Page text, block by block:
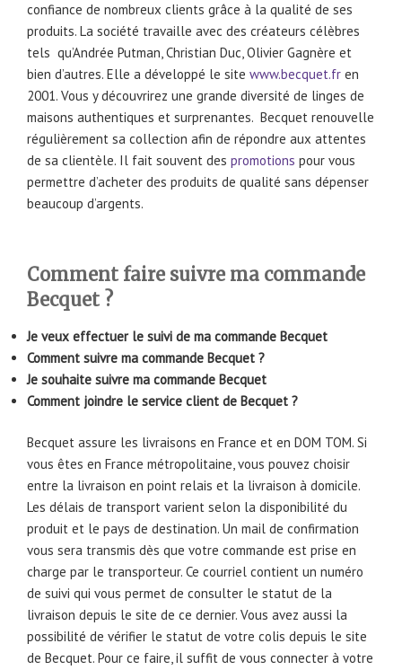
confiance de nombreux clients grâce à la qualité de ses
produits. La société travaille avec des créateurs célèbres
tels qu’Andrée Putman, Christian Duc, Olivier Gagnère et
bien d’autres. Elle a développé le site www.becquet.fr en
2001. Vous y découvrirez une grande diversité de linges de
maisons authentiques et surprenantes. Becquet renouvelle
régulièrement sa collection afin de répondre aux attentes
de sa clientèle. Il fait souvent des promotions pour vous
permettre d’acheter des produits de qualité sans dépenser
beaucoup d’argents.
Comment faire suivre ma commande
Becquet ?
Je veux effectuer le suivi de ma commande Becquet
Comment suivre ma commande Becquet ?
Je souhaite suivre ma commande Becquet
Comment joindre le service client de Becquet ?
Becquet assure les livraisons en France et en DOM TOM. Si
vous êtes en France métropolitaine, vous pouvez choisir
entre la livraison en point relais et la livraison à domicile.
Les délais de transport varient selon la disponibilité du
produit et le pays de destination. Un mail de confirmation
vous sera transmis dès que votre commande est prise en
charge par le transporteur. Ce courriel contient un numéro
de suivi qui vous permet de consulter le statut de la
livraison depuis le site de ce dernier. Vous avez aussi la
possibilité de vérifier le statut de votre colis depuis le site
de Becquet. Pour ce faire, il suffit de vous connecter à votre